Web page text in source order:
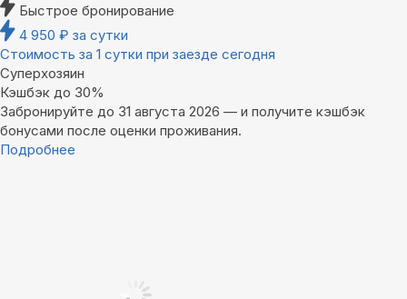
Быстрое бронирование
4 950 ₽ за сутки
Стоимость за 1 сутки при заезде сегодня
Суперхозяин
Кэшбэк до 30%
Забронируйте до 31 августа 2026 — и получите кэшбэк
бонусами после оценки проживания.
Подробнее